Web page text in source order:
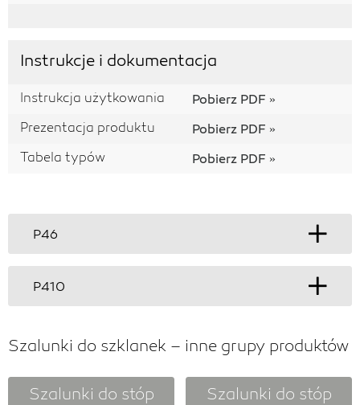
Instrukcje i dokumentacja
Instrukcja użytkowania Pobierz PDF
Prezentacja produktu Pobierz PDF
Tabela typów Pobierz PDF
P46
P410
Szalunki do szklanek – inne grupy produktów
Szalunki do stóp
Szalunki do stóp